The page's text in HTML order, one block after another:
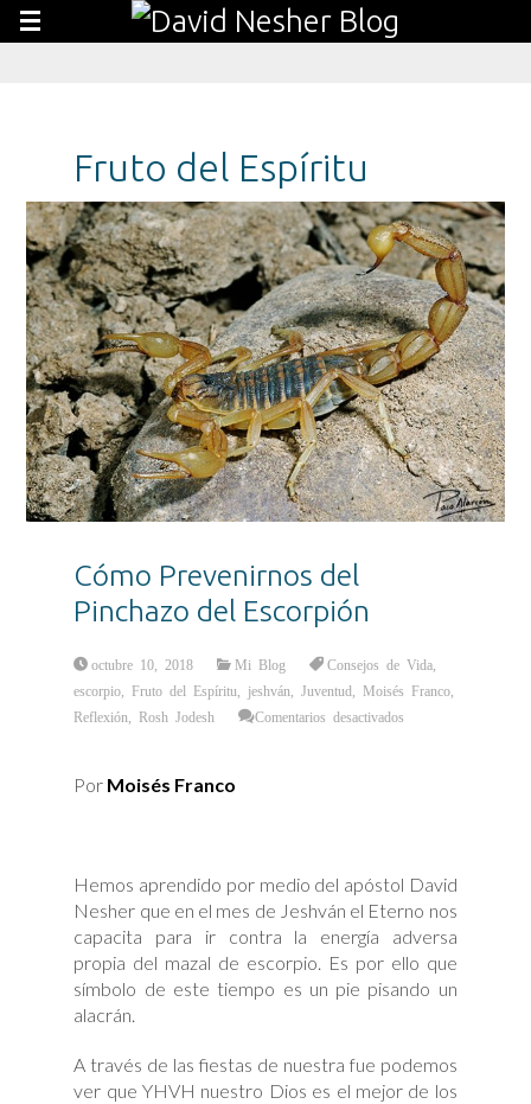
Fruto del Espíritu
Cómo Prevenirnos del
Pinchazo del Escorpión
octubre 10, 2018 Mi Blog Consejos de Vida
escorpio
Fruto del Espíritu jeshván Juventud Moisés Franco
Reflexión
Rosh Jodesh Comentarios desactivados
Por Moisés Franco
Hemos aprendido por medio del apóstol David
Nesher que en el mes de Jeshván el Eterno nos
capacita para ir contra la energía adversa
propia del mazal de escorpio. Es por ello que
símbolo de este tiempo es un pie pisando un
alacrán.
A través de las fiestas de nuestra fue podemos
ver que YHVH nuestro Dios es el mejor de los